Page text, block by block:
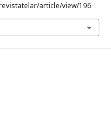
article/view/196